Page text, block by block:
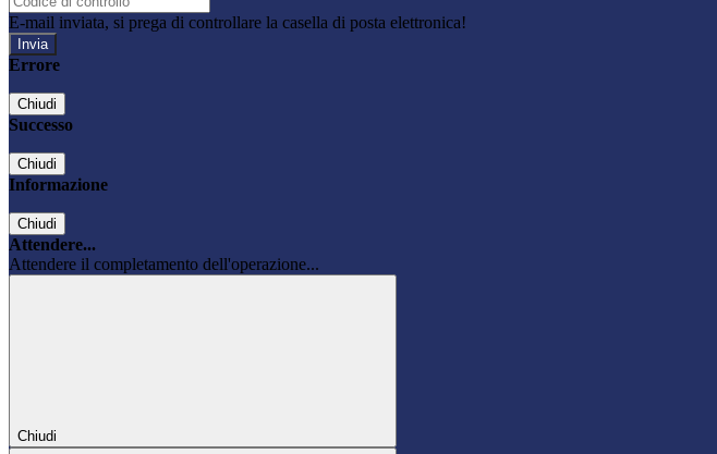
E-mail inviata, si prega di controllare la casella di posta elettronica!
Errore
Chiudi
Successo
Chiudi
Informazione
Chiudi
Attendere...
Attendere il completamento dell'operazione...
Chiudi